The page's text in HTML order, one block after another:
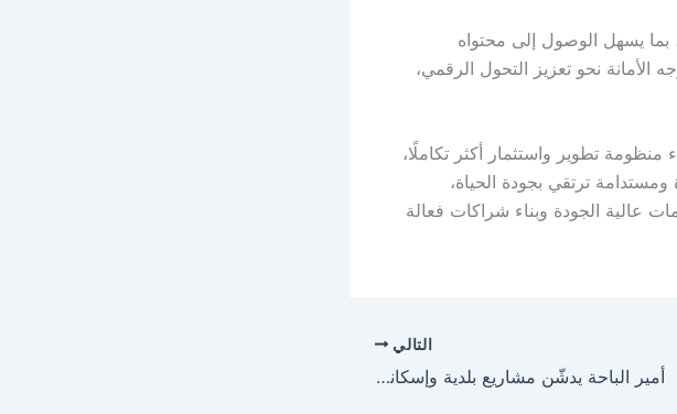
بما يسهل الوصول إلى محتواه
الأمانة نحو تعزيز التحول الرقمي،
تطوير واستثمار أكثر تكاملًا،
ترتقي بجودة الحياة،
عالية الجودة وبناء شراكات فعالة
التالي
أمير الباحة يدشّن مشاريع بلدية وإسكانية بـ 1.6 مليار ريال